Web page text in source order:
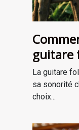
guitare
besoins
La guitare
sa sonorité
choix...